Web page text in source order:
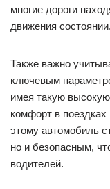
многие дороги
движения состоянии.
Также важно
ключевым
имея такую
комфорт в
этому автомобиль
но и безопасным,
водителей.